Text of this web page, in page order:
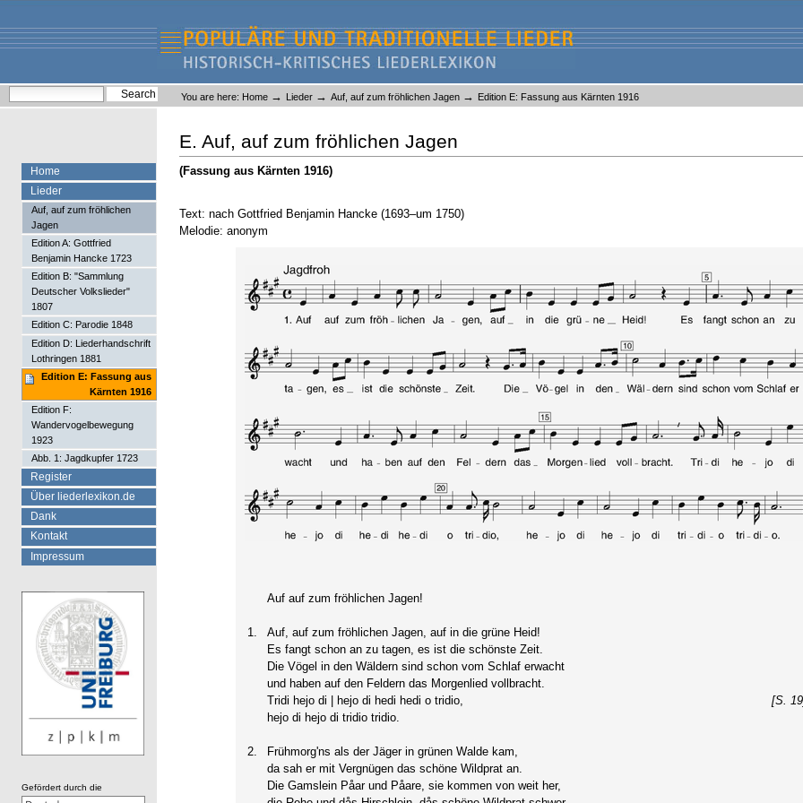
content.
navigation
Liederlexikon
Personal
tools
You are here: Home → Lieder → Auf, auf zum fröhlichen Jagen → Edition E: Fassung aus Kärnten 1916
E. Auf, auf zum fröhlichen Jagen
(Fassung aus Kärnten 1916)
Text: nach Gottfried Benjamin Hancke (1693–um 1750)
Melodie: anonym
Auf auf zum fröhlichen Jagen!
1.
Auf, auf zum fröhlichen Jagen, auf in die grüne Heid!
Es fangt schon an zu tagen, es ist die schönste Zeit.
Die Vögel in den Wäldern sind schon vom Schlaf erwacht
und haben auf den Feldern das Morgenlied vollbracht.
Tridi hejo di | hejo di hedi hedi o tridio,
[S.
hejo di hejo di tridio tridio.
2.
Frühmorg'ns als der Jäger in grünen Walde kam,
da sah er mit Vergnügen das schöne Wildprat an.
Die Gamslein Påar und Påare, sie kommen von weit her,
Home
Lieder
Auf, auf zum fröhlichen
Jagen
Edition A: Gottfried
Benjamin Hancke 1723
Edition B: "Sammlung
Deutscher Volkslieder"
1807
Edition C: Parodie 1848
Edition D: Liederhandschrift
Lothringen 1881
Edition E: Fassung aus
Kärnten 1916
Edition F:
Wandervogelbewegung
1923
Abb. 1: Jagdkupfer 1723
Register
Über liederlexikon.de
Dank
Kontakt
Impressum
Gefördert durch die